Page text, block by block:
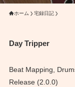
ホーム 宅録日記
Day Tripper
Beat Mapping,
Release (2.0.0)